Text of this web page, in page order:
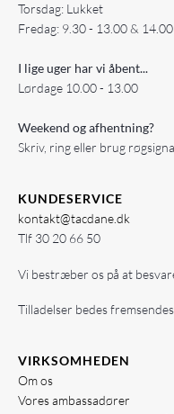
Torsdag: Lukket
Fredag: 9.30 - 13.00 &
I lige uger har vi åbent...
Lørdage 10.00 - 13.00
Weekend og afhentning?
Skriv, ring eller brug
KUNDESERVICE
kontakt@tacdane.dk
Tlf 30 20 66 50
Vi bestræber os på at
Tilladelser bedes
VIRKSOMHEDEN
Om os
Vores ambassadører